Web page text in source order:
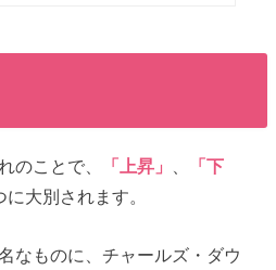
のことで、 「上昇」
「下
に大別されます。
なものに、チャールズ・ダウ